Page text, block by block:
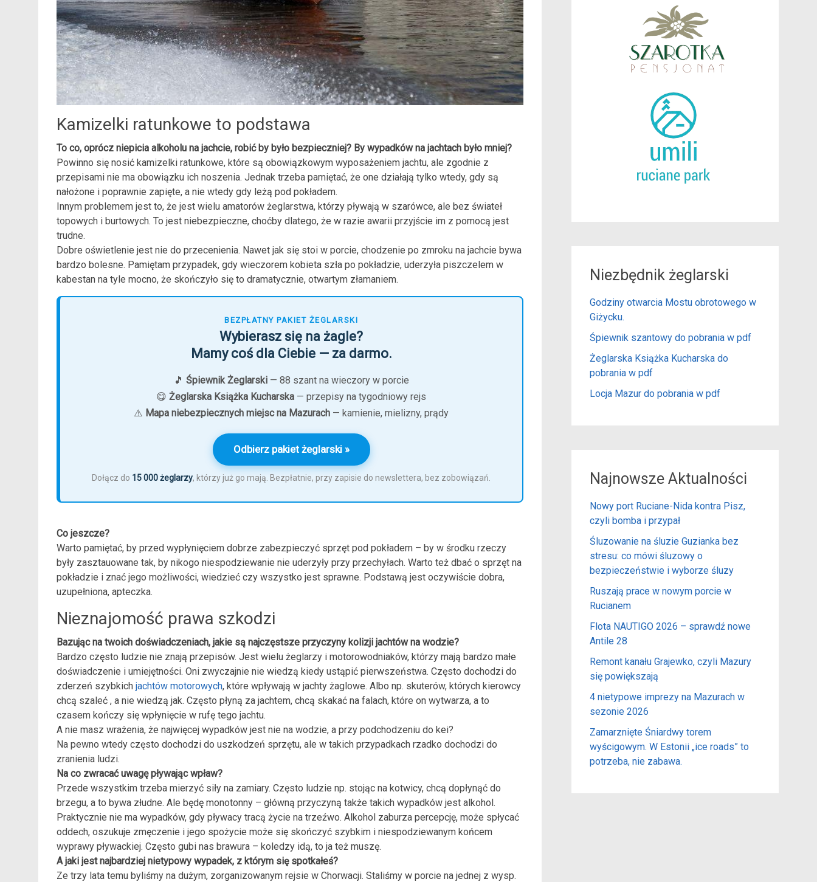
Kamizelki ratunkowe to podstawa
To co, oprócz niepicia alkoholu na jachcie, robić by było bezpieczniej? By wypadków na jachtach było mniej?
Powinno się nosić kamizelki ratunkowe, które są obowiązkowym wyposażeniem jachtu, ale zgodnie z
przepisami nie ma obowiązku ich noszenia. Jednak trzeba pamiętać, że one działają tylko wtedy, gdy są
nałożone i poprawnie zapięte, a nie wtedy gdy leżą pod pokładem.
Innym problemem jest to, że jest wielu amatorów żeglarstwa, którzy pływają w szarówce, ale bez świateł
topowych i burtowych. To jest niebezpieczne, choćby dlatego, że w razie awarii przyjście im z pomocą jest
trudne.
Dobre oświetlenie jest nie do przecenienia. Nawet jak się stoi w porcie, chodzenie po zmroku na jachcie bywa
bardzo bolesne. Pamiętam przypadek, gdy wieczorem kobieta szła po pokładzie, uderzyła piszczelem w
kabestan na tyle mocno, że skończyło się to dramatycznie, otwartym złamaniem.
BEZPŁATNY PAKIET ŻEGLARSKI
Wybierasz się na żagle?
Mamy coś dla Ciebie — za darmo.
🎵 Śpiewnik Żeglarski— 88 szant na wieczory w porcie
😋Żeglarska Książka Kucharska — przepisy na tygodniowy rejs
⚠️ Mapa niebezpiecznych miejsc na Mazurach — kamienie, mielizny, prądy
Odbierz pakiet żeglarski »
Dołącz do 15 000 żeglarzy, którzy już go mają. Bezpłatnie, przy zapisie do newslettera, bez zobowiązań.
Co jeszcze?
Warto pamiętać, by przed wypłynięciem dobrze zabezpieczyć sprzęt pod pokładem – by w środku rzeczy
były zasztauowane tak, by nikogo niespodziewanie nie uderzyły przy przechyłach. Warto też dbać o sprzęt na
pokładzie i znać jego możliwości, wiedzieć czy wszystko jest sprawne. Podstawą jest oczywiście dobra,
uzupełniona, apteczka.
Nieznajomość prawa szkodzi
Bazując na twoich doświadczeniach, jakie są najczęstsze przyczyny kolizji jachtów na wodzie?
Bardzo często ludzie nie znają przepisów. Jest wielu żeglarzy i motorowodniaków, którzy mają bardzo małe
doświadczenie i umiejętności. Oni zwyczajnie nie wiedzą kiedy ustąpić pierwszeństwa. Często dochodzi do
zderzeń szybkich jachtów motorowych, które wpływają w jachty żaglowe. Albo np. skuterów, których kierowcy
chcą szaleć , a nie wiedzą jak. Często płyną za jachtem, chcą skakać na falach, które on wytwarza, a to
czasem kończy się wpłynięcie w rufę tego jachtu.
A nie masz wrażenia, że najwięcej wypadków jest nie na wodzie, a przy podchodzeniu do kei?
Na pewno wtedy często dochodzi do uszkodzeń sprzętu, ale w takich przypadkach rzadko dochodzi do
zranienia ludzi.
Na co zwracać uwagę pływając wpław?
Przede wszystkim trzeba mierzyć siły na zamiary. Często ludzie np. stojąc na kotwicy, chcą dopłynąć do
brzegu, a to bywa złudne. Ale będę monotonny – główną przyczyną także takich wypadków jest alkohol.
Praktycznie nie ma wypadków, gdy pływacy tracą życie na trzeźwo. Alkohol zaburza percepcję, może spłycać
oddech, oszukuje zmęczenie i jego spożycie może się skończyć szybkim i niespodziewanym końcem
wyprawy pływackiej. Często gubi nas brawura – koledzy idą, to ja też muszę.
A jaki jest najbardziej nietypowy wypadek, z którym się spotkałeś?
Ze trzy lata temu byliśmy na dużym, zorganizowanym rejsie w Chorwacji. Staliśmy w porcie na jednej z wysp.
Niezbędnik żeglarski
Godziny otwarcia Mostu obrotowego w
Giżycku.
Śpiewnik szantowy do pobrania w pdf
Żeglarska Książka Kucharska do
pobrania w pdf
Locja Mazur do pobrania w pdf
Najnowsze Aktualności
Nowy port Ruciane-Nida kontra Pisz,
czyli bomba i przypał
Śluzowanie na śluzie Guzianka bez
stresu: co mówi śluzowy o
bezpieczeństwie i wyborze śluzy
Ruszają prace w nowym porcie w
Rucianem
Flota NAUTIGO 2026 – sprawdź nowe
Antile 28
Remont kanału Grajewko, czyli Mazury
się powiększają
4 nietypowe imprezy na Mazurach w
sezonie 2026
Zamarznięte Śniardwy torem
wyścigowym. W Estonii „ice roads” to
potrzeba, nie zabawa.